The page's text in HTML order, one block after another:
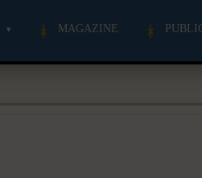
MAGAZINE